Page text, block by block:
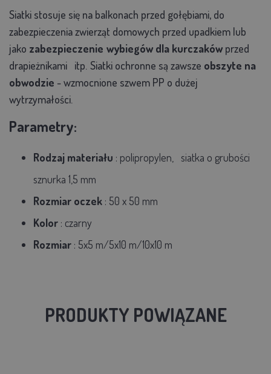
Siatki stosuje się na balkonach przed gołębiami, do
zabezpieczenia zwierząt domowych przed upadkiem lub
jako zabezpieczenie wybiegów dla kurczaków przed
drapieżnikami itp. Siatki ochronne są zawsze obszyte na
obwodzie - wzmocnione szwem PP o dużej
wytrzymałości.
Parametry:
Rodzaj materiału : polipropylen,
siatka o grubości
sznurka 1,5 mm
Rozmiar oczek : 50 x 50 mm
Kolor : czarny
Rozmiar : 5x5 m/5x10 m/10x10 m
PRODUKTY POWIĄZANE